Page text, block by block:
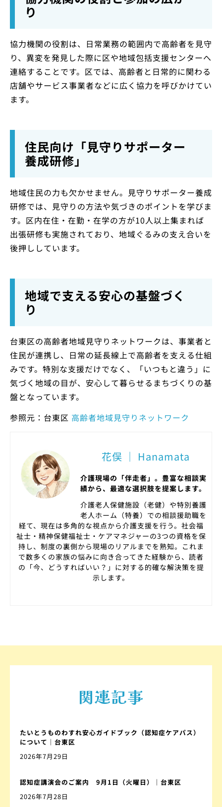
り
協力機関の役割は、日常業務の範囲内で高齢者を見守
り、異変を発見した際に区や地域包括支援センターへ
連絡することです。区では、高齢者と日常的に関わる
店舗やサービス事業者などに広く協力を呼びかけてい
ます。
住民向け「見守りサポーター
養成研修」
地域住民の力も欠かせません。見守りサポーター養成
研修では、見守りの方法や気づきのポイントを学びま
す。区内在住・在勤・在学の方が10人以上集まれば
出張研修も実施されており、地域ぐるみの支え合いを
後押ししています。
地域で支える安心の基盤づく
り
台東区の高齢者地域見守りネットワークは、事業者と
住民が連携し、日常の延長線上で高齢者を支える仕組
みです。特別な支援だけでなく、「いつもと違う」に
気づく地域の目が、安心して暮らせるまちづくりの基
盤となっています。
参照元：台東区 高齢者地域見守りネットワーク
花俣 ｜ Hanamata
介護現場の「伴走者」。豊富な相談実
績から、最適な選択肢を提案します。
介護老人保健施設（老健）や特別養護
老人ホーム（特養）での相談援助職を
経て、現在は多角的な視点から介護支援を行う。社会福
祉士・精神保健福祉士・ケアマネジャーの3つの資格を保
持し、制度の裏側から現場のリアルまでを熟知。これま
で数多くの家族の悩みに向き合ってきた経験から、読者
の「今、どうすればいい？」に対する的確な解決策を提
示します。
関連記事
たいとうものわすれ安心ガイドブック（認知症ケアパス）
について｜台東区
2026年7月29日
認知症講演会のご案内 9月1日（火曜日）｜台東区
2026年7月28日